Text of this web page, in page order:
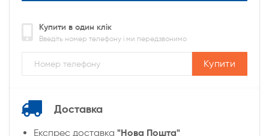
Купити в один клік
Введіть номер телефону і ми передзвонимо
Купити
Доставка
Експрес доставка "Нова Пошта"